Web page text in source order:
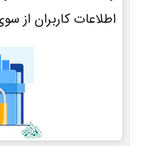
اطلاعات کاربران از